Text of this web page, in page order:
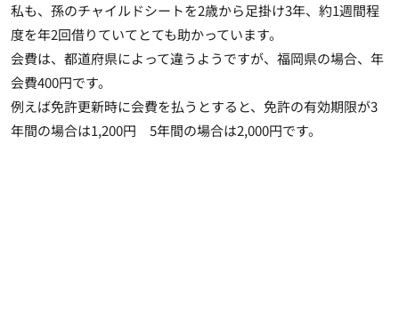
私も、孫のチャイルドシートを2歳から足掛け3年、約1週間程
度を年2回借りていてとても助かっています。
会費は、都道府県によって違うようですが、福岡県の場合、年
会費400円です。
例えば免許更新時に会費を払うとすると、免許の有効期限が3
年間の場合は1,200円 5年間の場合は2,000円です。